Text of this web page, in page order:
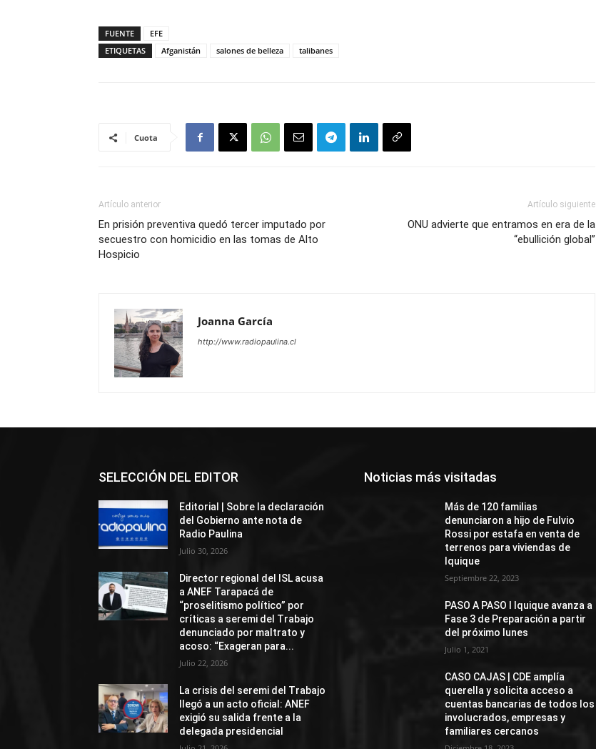
FUENTE
EFE
ETIQUETAS
Afganistán salones de belleza talibanes
Cuota
Artículo anterior
En prisión preventiva quedó tercer imputado por
secuestro con homicidio en las tomas de Alto
Hospicio
Artículo siguiente
ONU advierte que entramos en era de la
“ebullición global”
Joanna García
http://www.radiopaulina.cl
SELECCIÓN DEL EDITOR
Editorial | Sobre la declaración
del Gobierno ante nota de
Radio Paulina
Julio 30, 2026
Director regional del ISL acusa
a ANEF Tarapacá de
“proselitismo político” por
críticas a seremi del Trabajo
denunciado por maltrato y
acoso: “Exageran para...
Julio 22, 2026
La crisis del seremi del Trabajo
llegó a un acto oficial: ANEF
exigió su salida frente a la
delegada presidencial
Noticias más visitadas
Más de 120 familias
denunciaron a hijo de Fulvio
Rossi por estafa en venta de
terrenos para viviendas de
Iquique
Septiembre 22, 2023
PASO A PASO I Iquique avanza a
Fase 3 de Preparación a partir
del próximo lunes
Julio 1, 2021
CASO CAJAS | CDE amplía
querella y solicita acceso a
cuentas bancarias de todos los
involucrados, empresas y
familiares cercanos